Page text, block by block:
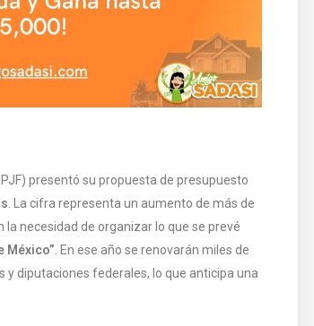
presentó su propuesta de presupuesto
. La cifra representa un aumento de más de
necesidad de organizar lo que se prevé
México” . En ese año se renovarán miles de
y diputaciones federales, lo que anticipa una